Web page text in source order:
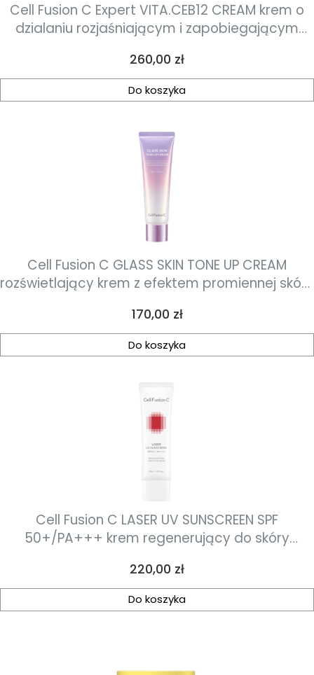
Cell Fusion C Expert VITA.CEB12 CREAM krem o
dzialaniu rozjaśniającym i zapobiegającym
Cena
260,00 zł
Do koszyka
Cell Fusion C GLASS SKIN TONE UP CREAM
rozświetlający krem z efektem promiennej skóry
Cena
170,00 zł
Do koszyka
Cell Fusion C LASER UV SUNSCREEN SPF
50+/PA+++ krem regenerujący do skóry
Cena
220,00 zł
Do koszyka